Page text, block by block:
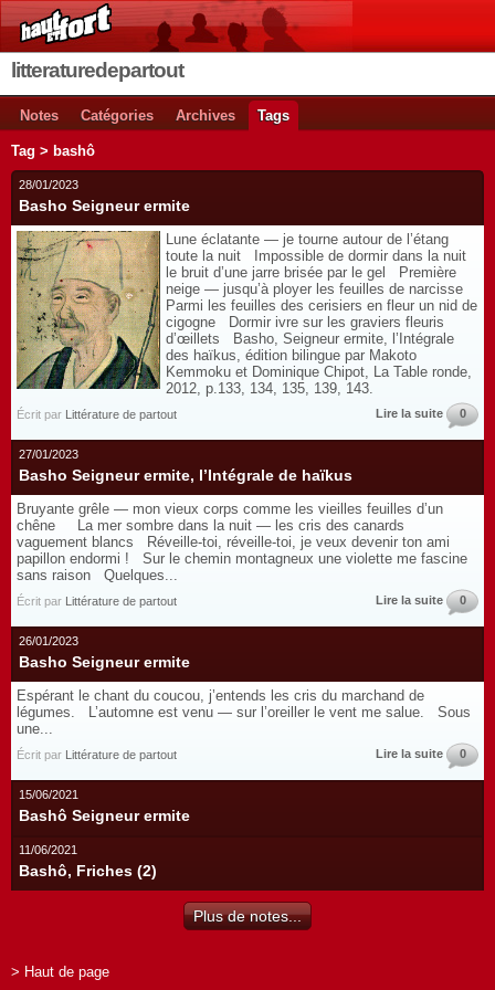
litteraturedepartout
Notes Catégories Archives Tags
Tag > bashô
28/01/2023
Basho Seigneur ermite
Lune éclatante — je tourne autour de l’étang
toute la nuit Impossible de dormir dans la nuit
le bruit d’une jarre brisée par le gel Première
neige — jusqu’à ployer les feuilles de narcisse
Parmi les feuilles des cerisiers en fleur un nid de
cigogne Dormir ivre sur les graviers fleuris
d’œillets Basho, Seigneur ermite, l’Intégrale
des haïkus, édition bilingue par Makoto
Kemmoku et Dominique Chipot, La Table ronde,
2012, p.133, 134, 135, 139, 143.
Écrit par Littérature de partout Lire la suite 0
27/01/2023
Basho Seigneur ermite, l’Intégrale de haïkus
Bruyante grêle — mon vieux corps comme les vieilles feuilles d’un
chêne La mer sombre dans la nuit — les cris des canards
vaguement blancs Réveille-toi, réveille-toi, je veux devenir ton ami
papillon endormi ! Sur le chemin montagneux une violette me fascine
sans raison Quelques...
Écrit par Littérature de partout Lire la suite 0
26/01/2023
Basho Seigneur ermite
Espérant le chant du coucou, j’entends les cris du marchand de
légumes. L’automne est venu — sur l’oreiller le vent me salue. Sous
une...
Écrit par Littérature de partout Lire la suite 0
15/06/2021
Bashô Seigneur ermite
11/06/2021
Bashô, Friches (2)
Plus de notes...
> Haut de page